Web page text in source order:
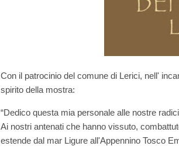
Con il patrocinio del comune di Lerici, nell'
spirito della mostra:
“Dedico questa mia personale alle nostre
Ai nostri antenati che hanno vissuto,
estende dal mar Ligure all'Appennino Tosco